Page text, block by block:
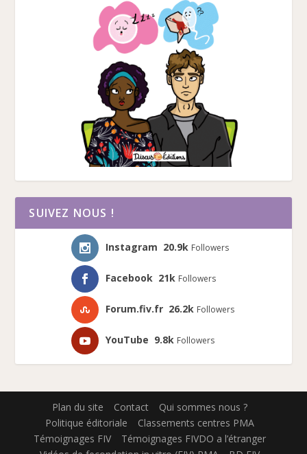
SUIVEZ NOUS !
Instagram 20.9k Followers
Facebook 21k Followers
Forum.fiv.fr 26.2k Followers
YouTube 9.8k Followers
Plan du site Contact
Qui sommes nous ?
Politique éditoriale
Classements centres PMA
Témoignages FIV
Témoignages FIVDO a l’étranger